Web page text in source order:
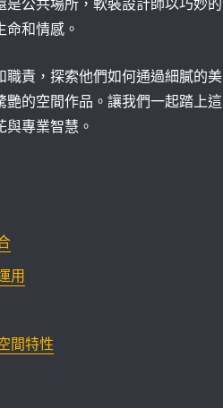
和情感。
責，探索他們如何通過細膩的美
的空間作品。讓我們一起踏上這
專業智慧。
用
間特性